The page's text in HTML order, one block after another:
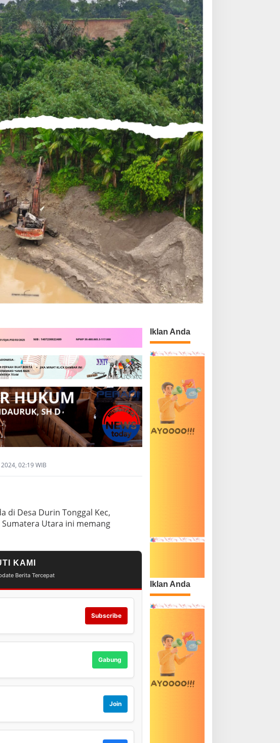
02:19 WIB
di Desa Durin Tonggal Kec,
Utara ini memang
KAMI
Berita Tercepat
Subscribe
Gabung
Join
Iklan Anda
Iklan Anda